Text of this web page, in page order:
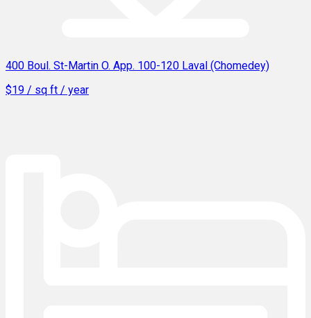
400 Boul. St-Martin O. App. 100-120 Laval (Chomedey)
$19 / sq ft / year